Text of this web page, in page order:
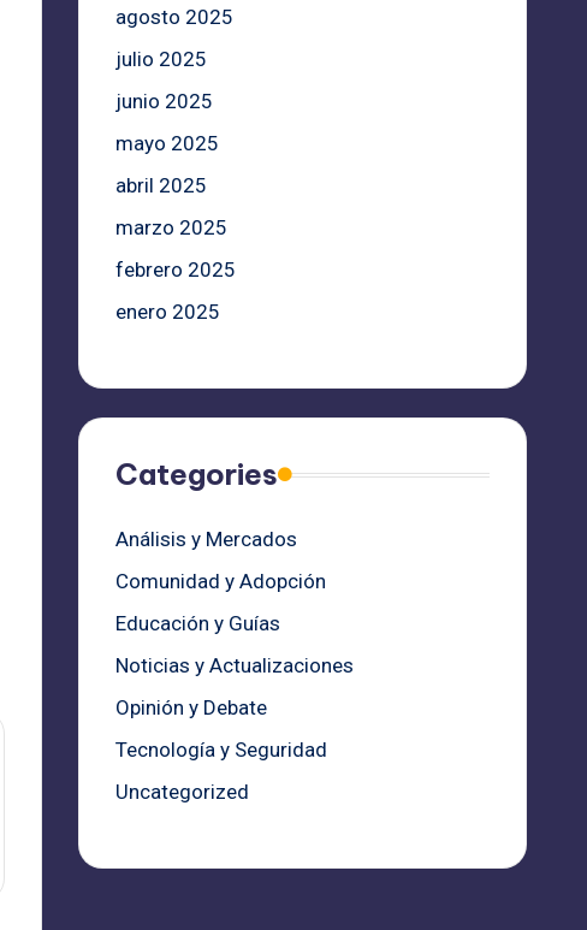
agosto 2025
julio 2025
junio 2025
mayo 2025
abril 2025
marzo 2025
febrero 2025
enero 2025
Categories
Análisis y Mercados
Comunidad y Adopción
Educación y Guías
Noticias y Actualizaciones
Opinión y Debate
Tecnología y Seguridad
Uncategorized